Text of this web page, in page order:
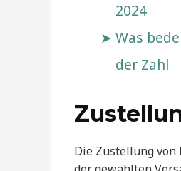
2024
Was
der Zahl
Die Zustellung von